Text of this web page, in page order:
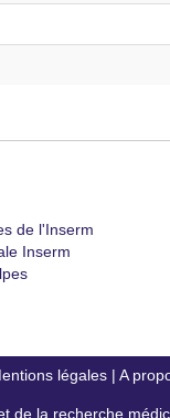
de l'Inserm
Inserm
légales| A
de la recherche